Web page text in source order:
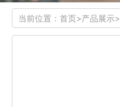
当前位置： 首页>产品展示>